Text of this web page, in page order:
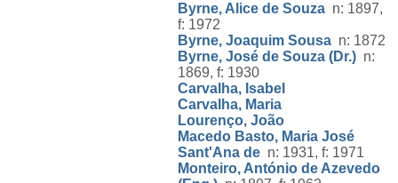
Byrne, Alice de Souza n: 1897,
f: 1972
Byrne, Joaquim Sousa n: 1872
Byrne, José de Souza (Dr.) n:
1869, f: 1930
Carvalha, Isabel
Carvalha, Maria
Lourenço, João
Macedo Basto, Maria José
Sant'Ana de n: 1931, f: 1971
Monteiro, António de Azevedo